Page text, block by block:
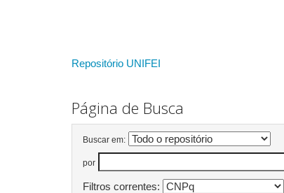
Repositório UNIFEI
Página de Busca
Buscar em:
por
Filtros correntes: